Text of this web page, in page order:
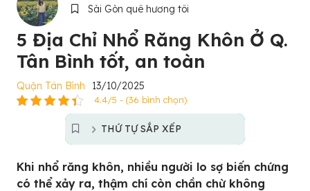
Sài Gòn quê hương tôi
5 Địa Chỉ Nhổ Răng Khôn Ở Q.
Tân Bình tốt, an toàn
Quận Tân Bình 13/10/2025
4.4/5 - (36 bình chọn)
THỨ TỰ SẮP XẾP
Khi nhổ răng khôn, nhiều người lo sợ biến chứng
có thể xảy ra, thậm chí còn chần chừ không